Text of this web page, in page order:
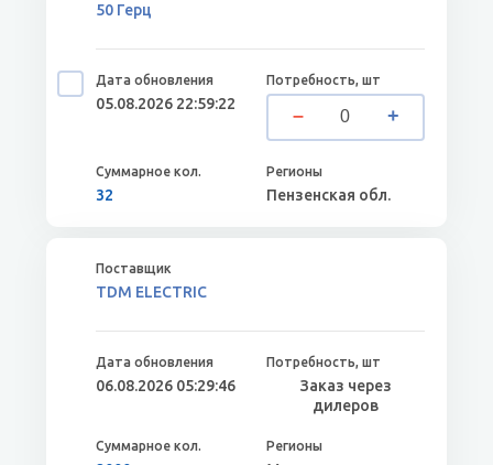
50 Герц
05.08.2026 22:59:22
32 Пензенская обл.
TDM ELECTRIC
06.08.2026 05:29:46
Заказ через
дилеров